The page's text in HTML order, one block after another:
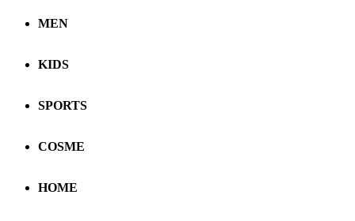
MEN
KIDS
SPORTS
COSME
HOME